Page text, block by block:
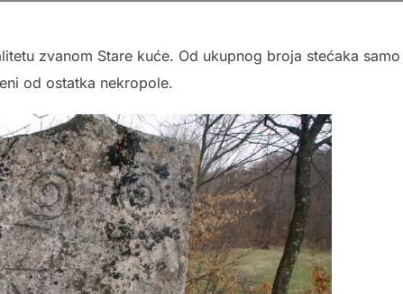
zvanom Stare kuće. Od ukupnog broja stećaka
od ostatka nekropole.